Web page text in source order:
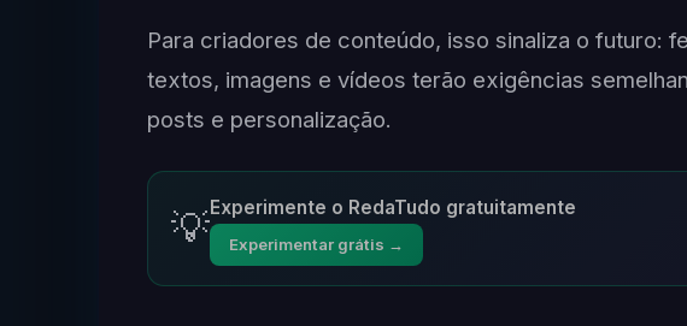
Para criadores de conteúdo, isso sinaliza o futuro:
textos, imagens e vídeos terão exigências
posts e personalização.
💡Experimente o RedaTudo gratuitamente
Experimentar grátis →